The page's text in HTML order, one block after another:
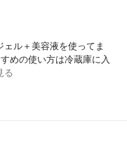
ル＋美容液を使ってま
めの使い方は冷蔵庫に入
る